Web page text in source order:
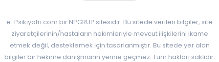
e-Psikiyatri.com bir NPGRUP sitesidir. Bu sitede verilen bilgiler, site
ziyaretçilerinin/hastaların hekimleriyle mevcut ilişkilerini ikame
etmek değil, desteklemek için tasarlanmıştır. Bu sitede yer alan
bilgiler bir hekime danışmanın yerine geçmez. Tüm hakları saklıdır.